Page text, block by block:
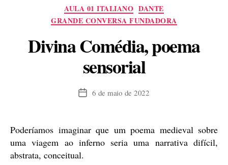
Grande
Conversa”
Categorias
AULA 01 ITALIANO DANTE
GRANDE CONVERSA FUNDADORA
Divina Comédia, poema
sensorial
Data6 de maio de 2022
Poderíamos imaginar que um poema medieval sobre
uma viagem ao inferno seria uma narrativa difícil,
abstrata, conceitual.